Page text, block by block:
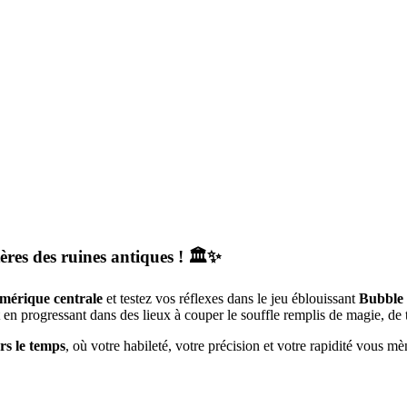
des ruines antiques ! 🏛️✨
centrale et testez vos réflexes dans le jeu éblouissant Bubble
progressant dans des lieux à couper le souffle remplis de magie, de
le temps, où votre habileté, votre précision et votre rapidité vous